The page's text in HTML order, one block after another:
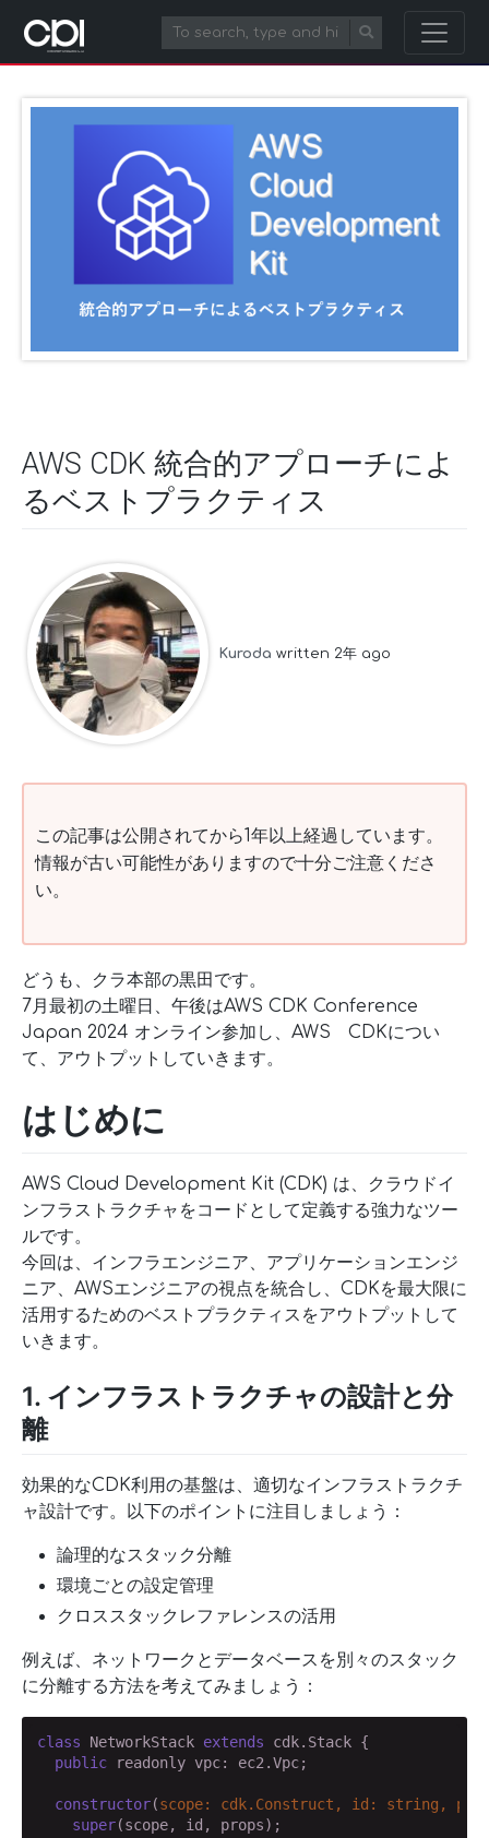
AWS CDK 統合的アプローチによ
るベストプラクティス
Kuroda written 2年 ago
この記事は公開されてから1年以上経過しています。
情報が古い可能性がありますので十分ご注意くださ
い。
どうも、クラ本部の黒田です。
7月最初の土曜日、午後はAWS CDK Conference
Japan 2024 オンライン参加し、AWS CDKについ
て、アウトプットしていきます。
はじめに
AWS Cloud Development Kit (CDK) は、クラウドイ
ンフラストラクチャをコードとして定義する強力なツー
ルです。
今回は、インフラエンジニア、アプリケーションエンジ
ニア、AWSエンジニアの視点を統合し、CDKを最大限に
活用するためのベストプラクティスをアウトプットして
いきます。
1. インフラストラクチャの設計と分
離
効果的なCDK利用の基盤は、適切なインフラストラクチ
ャ設計です。以下のポイントに注目しましょう：
論理的なスタック分離
環境ごとの設定管理
クロススタックレファレンスの活用
例えば、ネットワークとデータベースを別々のスタック
に分離する方法を考えてみましょう：
class NetworkStack extends cdk.Stack {
public readonly vpc: ec2.Vpc;
constructor(scope: cdk.Construct, id: string ,
super(scope, id, props);